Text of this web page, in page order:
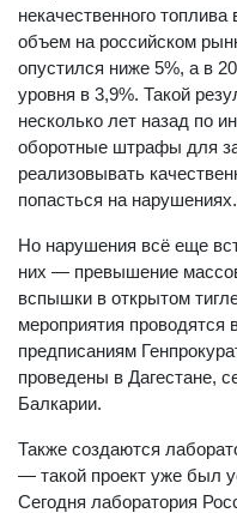
некачественного
объем на российском
опустился ниже 5%, а в
уровня в 3,9%. Такой
несколько лет назад по
оборотные штрафы для
реализовывать
попасться на нарушениях.
Но нарушения всё еще
них — превышение
вспышки в открытом
мероприятия проводятся
предписаниям
проведены в Дагестане,
Балкарии.
Также создаются
— такой проект уже был
Сегодня лаборатория